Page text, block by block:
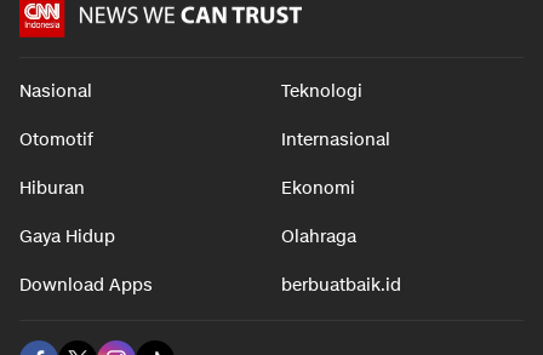
Nasional Teknologi
Otomotif Internasional
Hiburan Ekonomi
Gaya Hidup Olahraga
Download Apps berbuatbaik.id